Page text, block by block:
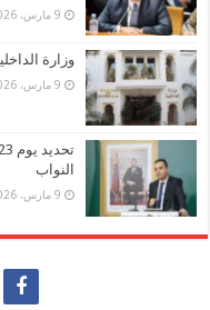
9 مارس، 2026
وزارة
9 مارس، 2026
النواب
9 مارس، 2026